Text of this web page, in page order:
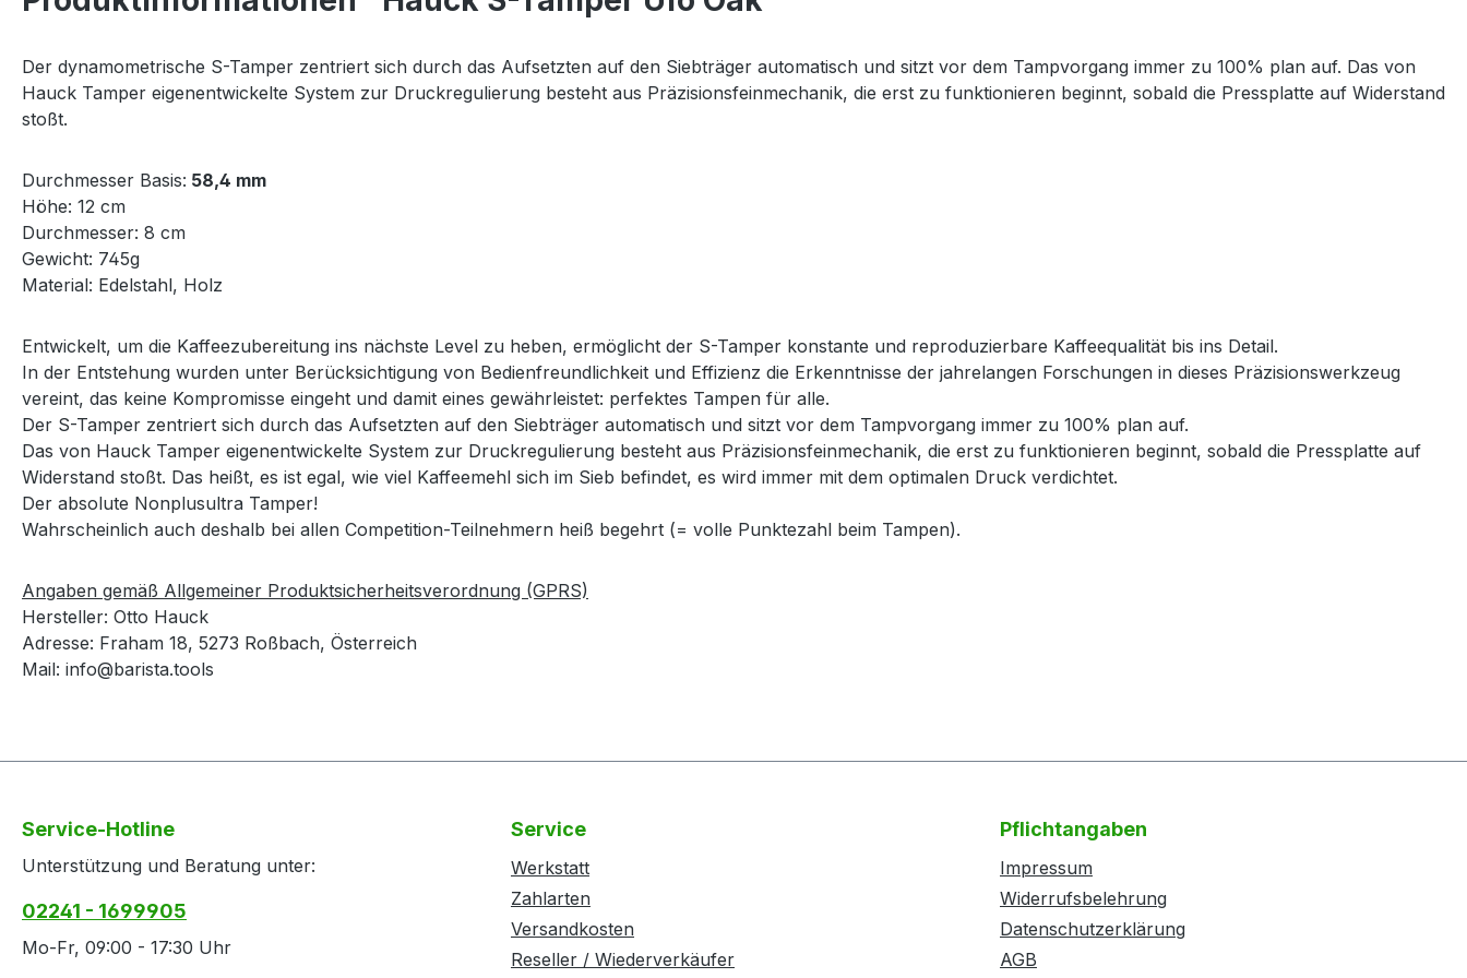
Der dynamometrische S-Tamper zentriert sich durch das Aufsetzten auf den Siebträger automatisch und sitzt vor dem Tampvorgang immer zu 100% plan auf. Das von
Hauck Tamper eigenentwickelte System zur Druckregulierung besteht aus Präzisionsfeinmechanik, die erst zu funktionieren beginnt, sobald die Pressplatte auf Widerstand
stoßt.
Durchmesser Basis: 58,4 mm
Höhe: 12 cm
Durchmesser: 8 cm
Gewicht: 745g
Material: Edelstahl, Holz
Entwickelt, um die Kaffeezubereitung ins nächste Level zu heben, ermöglicht der S-Tamper konstante und reproduzierbare Kaffeequalität bis ins Detail.
In der Entstehung wurden unter Berücksichtigung von Bedienfreundlichkeit und Effizienz die Erkenntnisse der jahrelangen Forschungen in dieses Präzisionswerkzeug
vereint, das keine Kompromisse eingeht und damit eines gewährleistet: perfektes Tampen für alle.
Der S-Tamper zentriert sich durch das Aufsetzten auf den Siebträger automatisch und sitzt vor dem Tampvorgang immer zu 100% plan auf.
Das von Hauck Tamper eigenentwickelte System zur Druckregulierung besteht aus Präzisionsfeinmechanik, die erst zu funktionieren beginnt, sobald die Pressplatte auf
Widerstand stoßt. Das heißt, es ist egal, wie viel Kaffeemehl sich im Sieb befindet, es wird immer mit dem optimalen Druck verdichtet.
Der absolute Nonplusultra Tamper!
Wahrscheinlich auch deshalb bei allen Competition-Teilnehmern heiß begehrt (= volle Punktezahl beim Tampen).
Angaben gemäß Allgemeiner Produktsicherheitsverordnung (GPRS)
Hersteller: Otto Hauck
Adresse: Fraham 18, 5273 Roßbach, Österreich
Mail: info@barista.tools
Service-Hotline
Unterstützung und Beratung unter:
02241 - 1699905
Mo-Fr, 09:00 - 17:30 Uhr
Service
Werkstatt
Zahlarten
Versandkosten
Reseller / Wiederverkäufer
Pflichtangaben
Impressum
Widerrufsbelehrung
Datenschutzerklärung
AGB